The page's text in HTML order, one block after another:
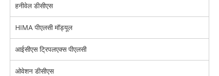
हनीवेल डीसीएस
HIMA पीएलसी मॉड्यूल
आईसीएस ट्रिपलएक्स पीएलसी
ओवेशन डीसीएस